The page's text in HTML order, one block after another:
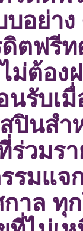
อย่าง
ดิตฟรี
ม่ต้อง
รับเ
ปินสำ
ร่วมรา
รมแจ
าล ทุ